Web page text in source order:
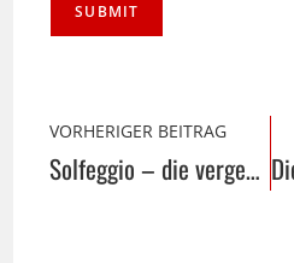
VORHERIGER BEITRAG
Solfeggio – die vergessenen Frequenzen